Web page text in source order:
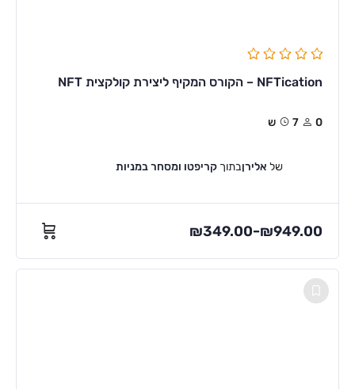
NFTication – הקורס המקיף ליצירת קולקצית NFT
0 7ש
של אלירןבתוך קריפטו ומסחר במניות
₪349.00–₪949.00